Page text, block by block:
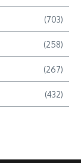
(703)
(258)
(267)
(432)